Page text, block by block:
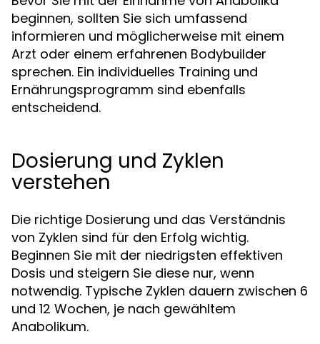
beginnen, sollten Sie sich umfassend
informieren und möglicherweise mit einem
Arzt oder einem erfahrenen Bodybuilder
sprechen. Ein individuelles Training und
Ernährungsprogramm sind ebenfalls
entscheidend.
Dosierung und Zyklen
verstehen
Die richtige Dosierung und das Verständnis
von Zyklen sind für den Erfolg wichtig.
Beginnen Sie mit der niedrigsten effektiven
Dosis und steigern Sie diese nur, wenn
notwendig. Typische Zyklen dauern zwischen 6
und 12 Wochen, je nach gewähltem
Anabolikum.